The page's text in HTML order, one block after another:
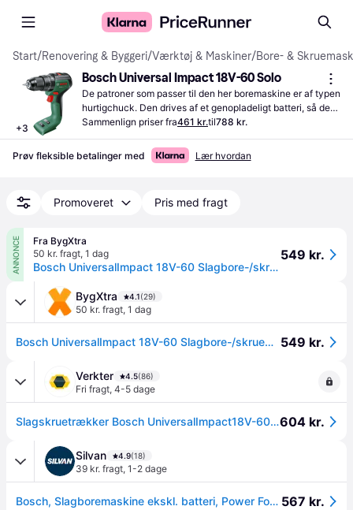
Start/Renovering & Byggeri/Værktøj & Maskiner/Bore- &
+3
Bosch Universal Impact 18V-60 Solo
De patroner som passer til den her boremaskine er af typen
hurtigchuck. Den drives af et genopladeligt batteri, så den
er helt ledningsløs.
Sammenlign priser fra461 kr.til788 kr.
Prøv fleksible betalinger med Lær hvordan
Promoveret Pris med fragt
ANNONCE
Fra BygXtra
50 kr. fragt, 1 dag
Bosch UniversalImpact 18V-60 Slagbore-/skruemaskine – Solo
549 kr.
BygXtra 4.1(29)
50 kr. fragt, 1 dag
Bosch UniversalImpact 18V-60 Slagbore-/skruemaskine – Solo 549 kr.
Verkter 4.5(86)
Fri fragt, 4-5 dage
Slagskruetrækker Bosch UniversalImpact18V-60; 18 V (uden batteri og oplader)604 kr.
Silvan 4.9(18)
39 kr. fragt, 1-2 dage
Bosch, Slagboremaskine ekskl. batteri, Power For All, UniversalImpact 18V-60 (På lager i butik) 567 kr.